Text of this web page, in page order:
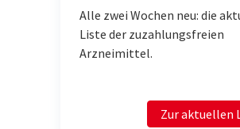
Alle zwei Wochen neu: die
Liste der zuzahlungsfreien
Arzneimittel.
Zur aktuellen